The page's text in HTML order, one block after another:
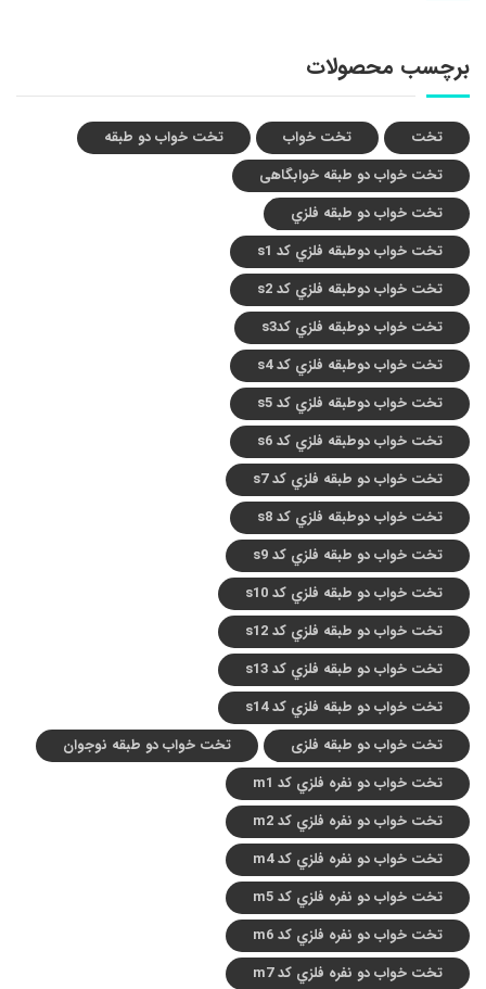
برچسب محصولات
تخت تخت خواب
تخت خواب دو طبقه
تخت خواب دو طبقه خوابگاهی
تخت خواب دو طبقه فلزي
تخت خواب دوطبقه فلزي کد s1
تخت خواب دوطبقه فلزي کد s2
تخت خواب دوطبقه فلزي کدs3
تخت خواب دوطبقه فلزي کد s4
تخت خواب دوطبقه فلزي کد s5
تخت خواب دوطبقه فلزي کد s6
تخت خواب دو طبقه فلزي کد s7
تخت خواب دوطبقه فلزي کد s8
تخت خواب دو طبقه فلزي کد s9
تخت خواب دو طبقه فلزي کد s10
تخت خواب دو طبقه فلزي کد s12
تخت خواب دو طبقه فلزي کد s13
تخت خواب دو طبقه فلزي کد s14
تخت خواب دو طبقه فلزی
تخت خواب دو طبقه نوجوان
تخت خواب دو نفره فلزي کد m1
تخت خواب دو نفره فلزي کد m2
تخت خواب دو نفره فلزي کد m4
تخت خواب دو نفره فلزي کد m5
تخت خواب دو نفره فلزي کد m6
تخت خواب دو نفره فلزي کد m7